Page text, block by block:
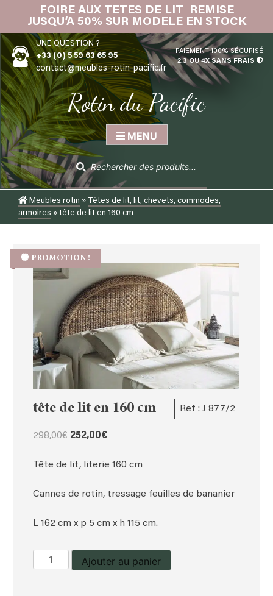
content
FOIRE AUX TETES DE LIT REMISE
JUSQU’A 50% SUR MODELE EN STOCK
UNE QUESTION ?
+33 (0) 5 59 63 65 95
contact@meubles-rotin-pacific.fr
PAIEMENT 100% SÉCURISÉ
2,3 OU 4X SANS FRAIS
Rotin du Pacific
MENU
Recherche
de
produits
Meubles rotin » Têtes de lit, lit, chevets, commodes,
armoires » tête de lit en 160 cm
PROMOTION !
tête de lit en 160 cm Ref : J 877/2
298,00€ Le
initial
298,00€.
252,00€Le
actuel
252,00€.
Tête de lit, literie 160 cm
Cannes de rotin, tressage feuilles de bananier
L 162 cm x p 5 cm x h 115 cm.
quantité
de
Ajouter au panier